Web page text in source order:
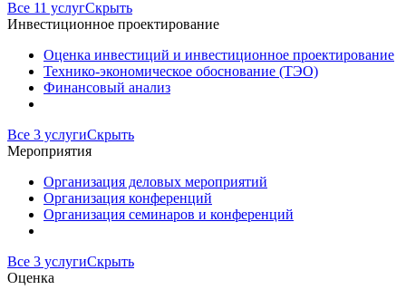
Все 11 услугСкрыть
Инвестиционное проектирование
Оценка инвестиций и инвестиционное проектирование
Технико-экономическое обоснование (ТЭО)
Финансовый анализ
Все 3 услугиСкрыть
Мероприятия
Организация деловых мероприятий
Организация конференций
Организация семинаров и конференций
Все 3 услугиСкрыть
Оценка